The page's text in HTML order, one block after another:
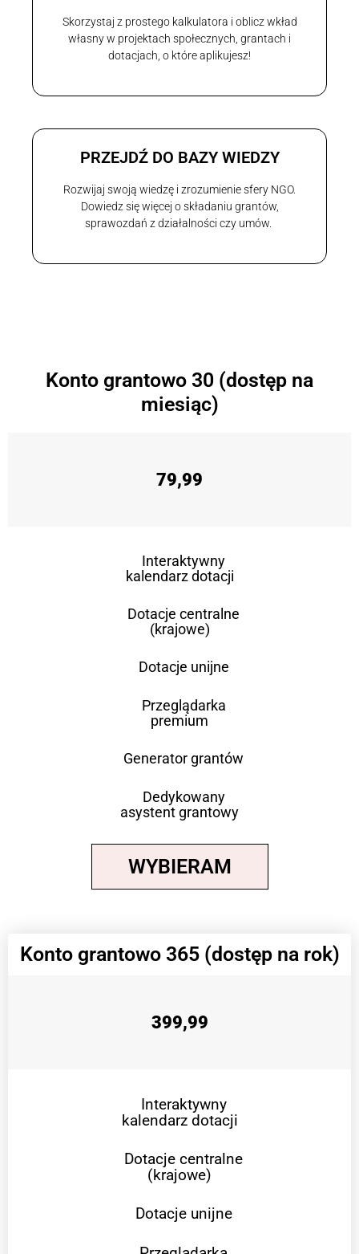
Skorzystaj z prostego kalkulatora i oblicz wkład
własny w projektach społecznych, grantach i
dotacjach, o które aplikujesz!
PRZEJDŹ DO BAZY WIEDZY
Rozwijaj swoją wiedzę i zrozumienie sfery NGO.
Dowiedz się więcej o składaniu grantów,
sprawozdań z działalności czy umów.
Konto grantowo 30 (dostęp na
miesiąc)
79,99
Interaktywny
kalendarz dotacji
Dotacje centralne
(krajowe)
Dotacje unijne
Przeglądarka
premium
Generator grantów
Dedykowany
asystent grantowy
WYBIERAM
Konto grantowo 365 (dostęp na rok)
399,99
Interaktywny
kalendarz dotacji
Dotacje centralne
(krajowe)
Dotacje unijne